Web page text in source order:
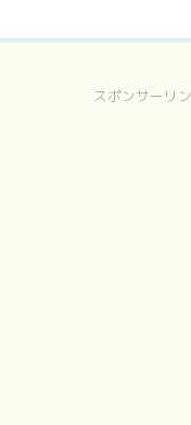
スポンサーリ